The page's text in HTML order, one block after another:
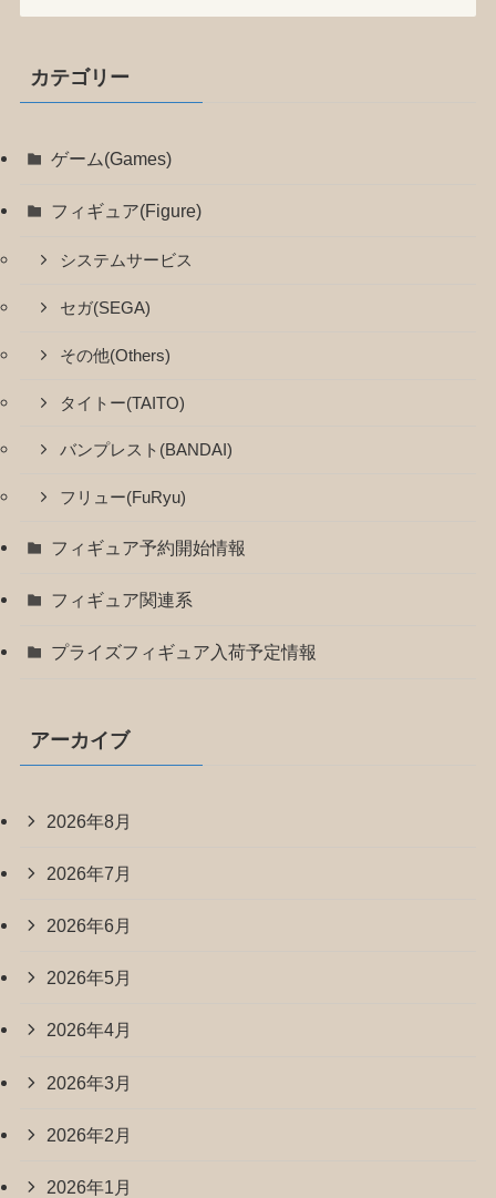
カテゴリー
ゲーム(Games)
フィギュア(Figure)
システムサービス
セガ(SEGA)
その他(Others)
タイトー(TAITO)
バンプレスト(BANDAI)
フリュー(FuRyu)
フィギュア予約開始情報
フィギュア関連系
プライズフィギュア入荷予定情報
アーカイブ
2026年8月
2026年7月
2026年6月
2026年5月
2026年4月
2026年3月
2026年2月
2026年1月